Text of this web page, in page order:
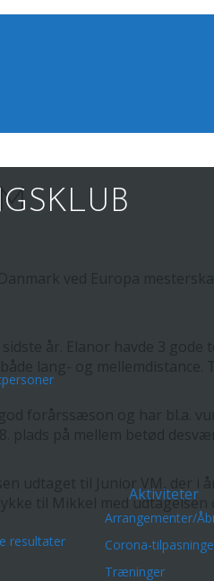
resultater
Aktiviteter
Arrangementer/
Corona-
Træninger
ved Europa
år. Elanor havde 3
lang- og
forårssæson og har bl.a.
plads på mellem betød
udtaget til Junior VM, der i
til Mikkel med udtagelsen